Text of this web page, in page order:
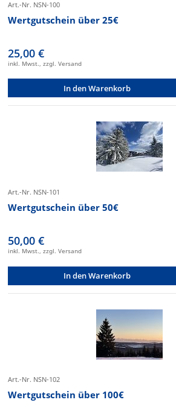
Art.-Nr. NSN-100
Wertgutschein über 25€
25,00 €
inkl. Mwst., zzgl. Versand
In den Warenkorb
Art.-Nr. NSN-101
Wertgutschein über 50€
50,00 €
inkl. Mwst., zzgl. Versand
In den Warenkorb
Art.-Nr. NSN-102
Wertgutschein über 100€